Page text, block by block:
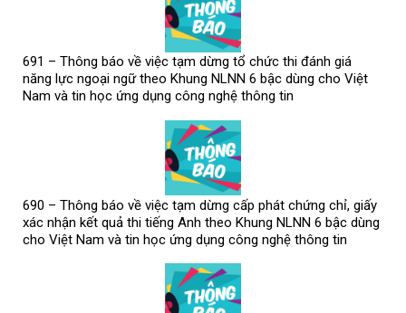
691 – Thông báo về việc tạm dừng tổ chức thi đánh giá
năng lực ngoại ngữ theo Khung NLNN 6 bậc dùng cho Việt
Nam và tin học ứng dụng công nghệ thông tin
690 – Thông báo về việc tạm dừng cấp phát chứng chỉ, giấy
xác nhận kết quả thi tiếng Anh theo Khung NLNN 6 bậc dùng
cho Việt Nam và tin học ứng dụng công nghệ thông tin